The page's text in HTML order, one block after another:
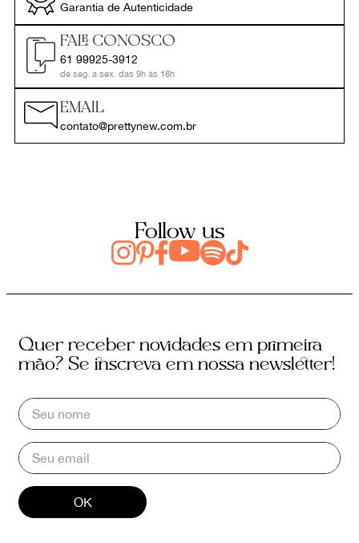
Garantia de Autenticidade
FALE CONOSCO
61 99925-3912
de seg. a sex. das 9h às 18h
EMAIL
contato@prettynew.com.br
Follow us
Quer receber novidades em primeira
mão? Se inscreva em nossa newsletter!
OK